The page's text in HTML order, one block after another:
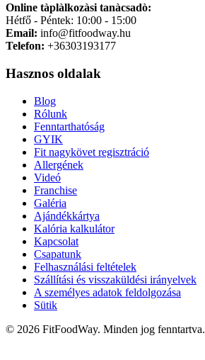
Online tàplàlkozàsi tanàcsadò:
Hétfő - Péntek: 10:00 - 15:00
Email: info@fitfoodway.hu
Telefon: +36303193177
Hasznos oldalak
Blog
Rólunk
Fenntarthatóság
GYIK
Fit nagykövet regisztráció
Allergének
Videó
Franchise
Galéria
Ajándékkártya
Kalória kalkulátor
Kapcsolat
Csapatunk
Felhasználási feltételek
Szállítási és visszaküldési irányelvek
A személyes adatok feldolgozása
Sütik
© 2026 FitFoodWay. Minden jog fenntartva.